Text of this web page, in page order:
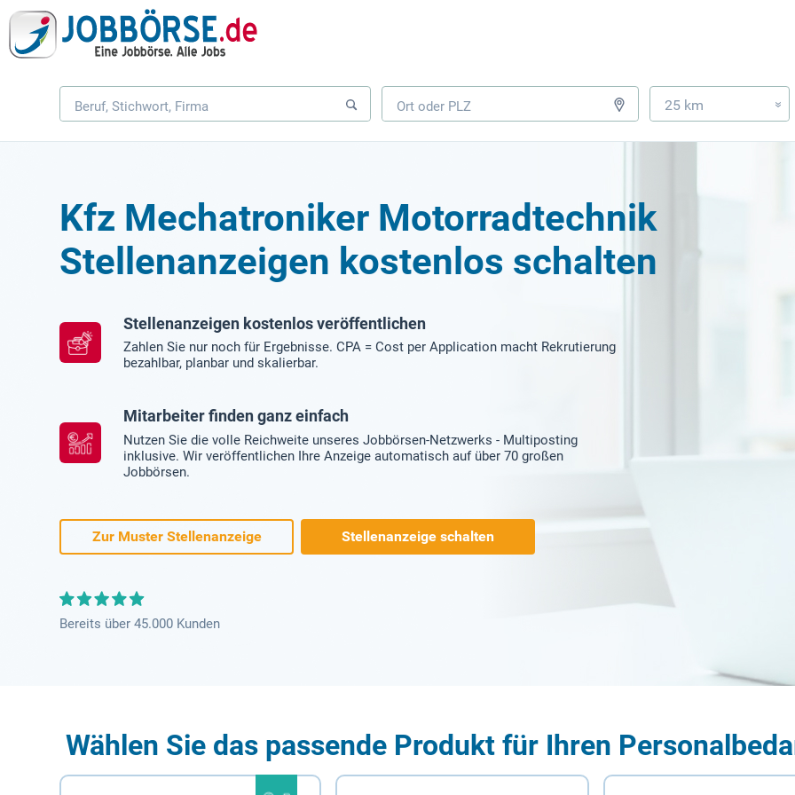
25 km »
Kfz Mechatroniker Motorradtechnik
Stellenanzeigen kostenlos schalten
Stellenanzeigen kostenlos veröffentlichen
Zahlen Sie nur noch für Ergebnisse. CPA = Cost per Application macht Rekrutierung
bezahlbar, planbar und skalierbar.
Mitarbeiter finden ganz einfach
Nutzen Sie die volle Reichweite unseres Jobbörsen-Netzwerks - Multiposting
inklusive. Wir veröffentlichen Ihre Anzeige automatisch auf über 70 großen
Jobbörsen.
Zur Muster Stellenanzeige Stellenanzeige schalten
Bereits über 45.000 Kunden
Wählen Sie das passende Produkt für Ihren